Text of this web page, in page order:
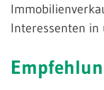
Interessenten in